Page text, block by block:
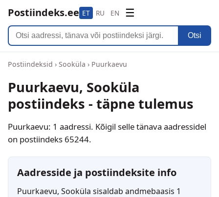
Postiindeks.ee ET RU EN ☰
Otsi
Postiindeksid › Sooküla › Puurkaevu
Puurkaevu, Sooküla
postiindeks - täpne tulemus
Puurkaevu: 1 aadressi. Kõigil selle tänava aadressidel
on postiindeks 65244.
Aadresside ja postiindeksite info
Puurkaevu, Sooküla sisaldab andmebaasis 1